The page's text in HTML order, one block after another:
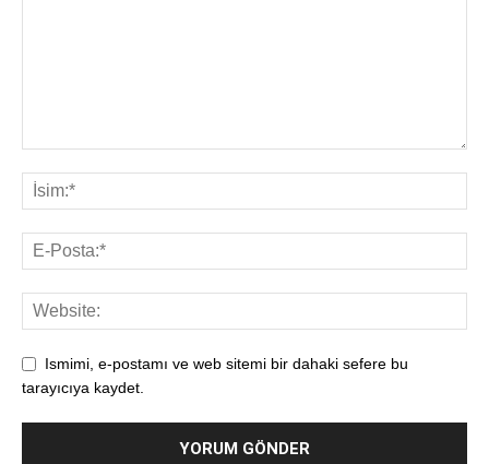
Ismimi, e-postamı ve web sitemi bir dahaki sefere bu
tarayıcıya kaydet.